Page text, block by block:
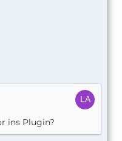
ins Plugin?